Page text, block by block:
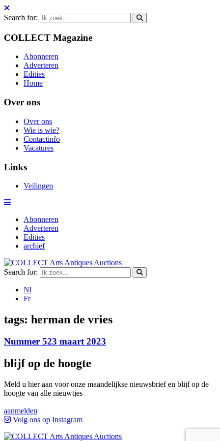
Search for:
COLLECT Magazine
Abonneren
Adverteren
Edities
Home
Over ons
Over ons
Wie is wie?
Contactinfo
Vacatures
Links
Veilingen
Abonneren
Adverteren
Edities
archief
Search for:
Nl
Fr
tags: herman de vries
Nummer 523 maart 2023
blijf op de hoogte
Meld u hier aan voor onze maandelijkse nieuwsbrief en blijf op de
hoogte van alle nieuwtjes
aanmelden
Volg ons op Instagram